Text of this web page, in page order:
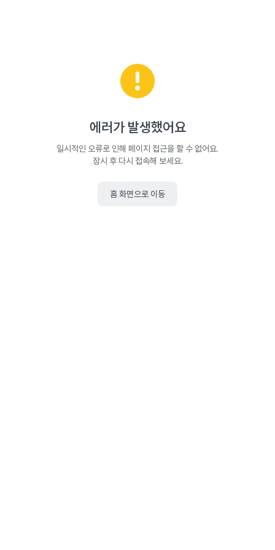
에러가 발생했어요
일시적인 오류로 인해 페이지 접근을 할 수 없어요.
잠시 후 다시 접속해 보세요.
홈 화면으로 이동